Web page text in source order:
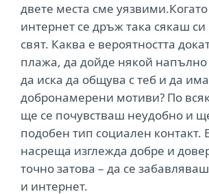
двете места сме уязвими.Когато
интернет се дръж така сякаш
свят. Каква е вероятността
плажа, да дойде някой напълно
да иска да общува с теб и да
добронамерени мотиви? По
ще се почувстваш неудобно и
подобен тип социален контакт.
насреща изглежда добре и
точно затова – да се
и интернет.